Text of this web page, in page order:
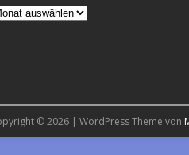
© 2026 | WordPress Theme von